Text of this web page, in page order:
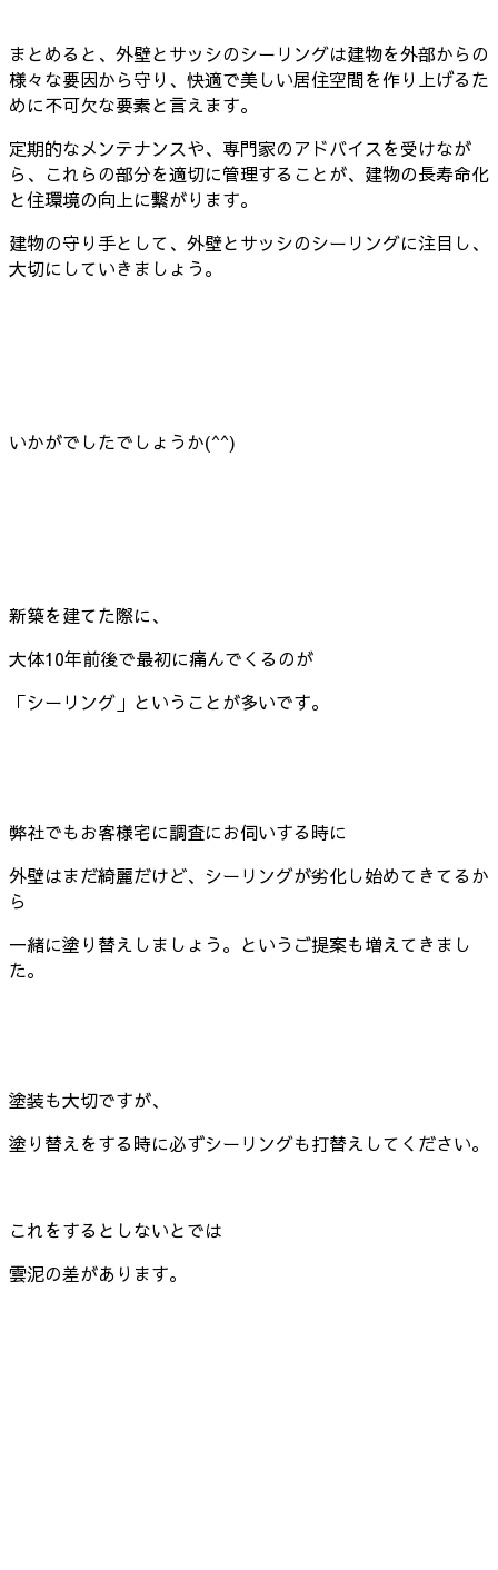
まとめると、外壁とサッシのシーリングは建物を外部からの
様々な要因から守り、快適で美しい居住空間を作り上げるた
めに不可欠な要素と言えます。
定期的なメンテナンスや、専門家のアドバイスを受けなが
ら、これらの部分を適切に管理することが、建物の長寿命化
と住環境の向上に繋がります。
建物の守り手として、外壁とサッシのシーリングに注目し、
大切にしていきましょう。
いかがでしたでしょうか(^^)
新築を建てた際に、
大体10年前後で最初に痛んでくるのが
「シーリング」ということが多いです。
弊社でもお客様宅に調査にお伺いする時に
外壁はまだ綺麗だけど、シーリングが劣化し始めてきてるか
ら
一緒に塗り替えしましょう。というご提案も増えてきまし
た。
塗装も大切ですが、
塗り替えをする時に必ずシーリングも打替えしてください。
これをするとしないとでは
雲泥の差があります。